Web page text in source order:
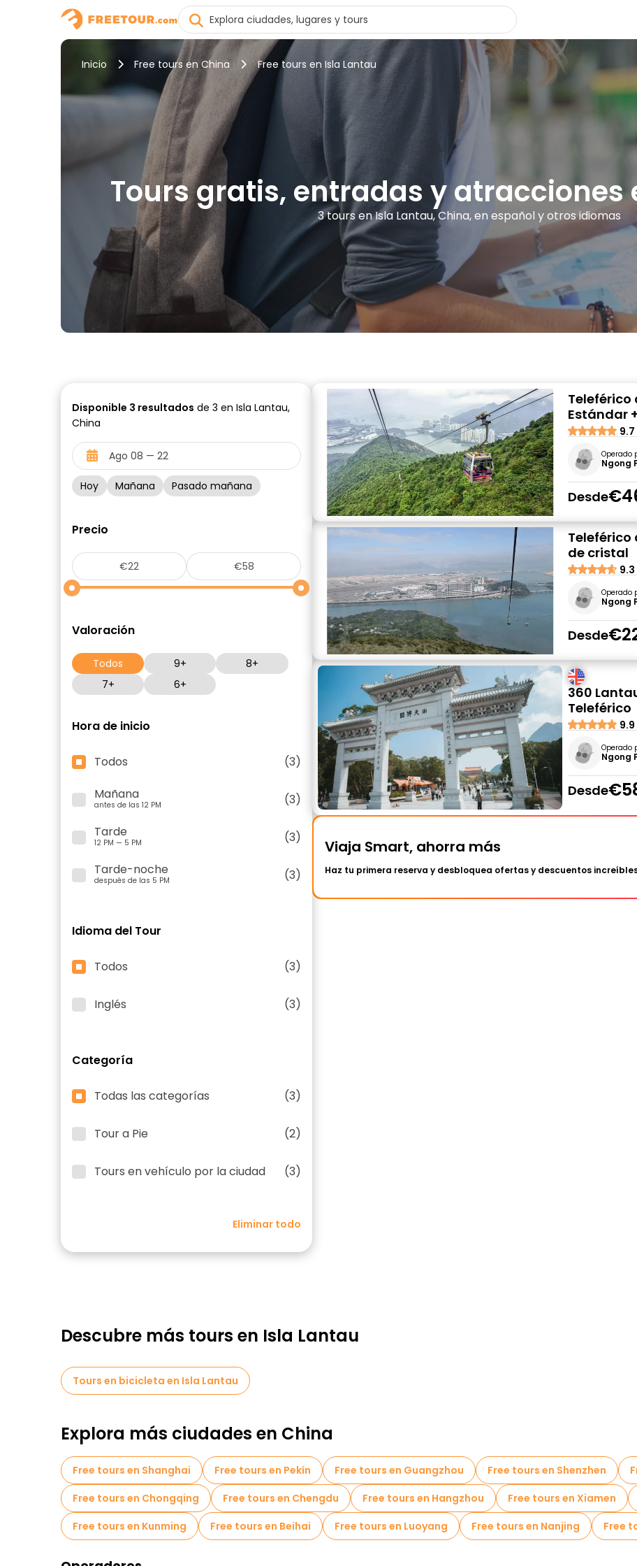
Inicio Free tours en China Free tours en Isla Lantau
Tours gratis, entradas y atracciones
3 tours en Isla Lantau, China, en español y otros idiomas
Disponible 3 resultados de 3 en Isla Lantau,
China
Hoy Mañana Pasado mañana
Precio
Valoración
Todos 9+
8+
7+
6+
Hora de inicio
Todos
(3)
Mañana
antes de las 12 PM
(3)
Tarde
12 PM — 5 PM
(3)
Tarde-noche
después de las 5 PM (3)
Idioma del Tour
Todos (3)
Inglés (3)
Categoría
Todas las categorías (3)
Tour a Pie (2)
Tours en vehículo por la ciudad (3)
Eliminar todo
Teleférico
Estándar
9.7
Operado
Ngong
Desde
Teleférico
de cristal
9.3
Operado
Ngong
Desde
360
Teleférico
9.9
Operado
Ngong
Desde
Viaja Smart, ahorra más
Haz tu primera reserva y desbloquea ofertas y descuentos
Descubre más tours en Isla Lantau
Tours en bicicleta en Isla Lantau
Explora más ciudades en China
Free tours en Shanghai Free tours en Pekín Free tours en Guangzhou Free tours en Shenzhen
Free tours en Chongqing
Free tours en Chengdu Free tours en Hangzhou Free tours en Xiamen
Free tours en Kunming
Free tours en Beihai Free tours en Luoyang Free tours en Nanjing Free